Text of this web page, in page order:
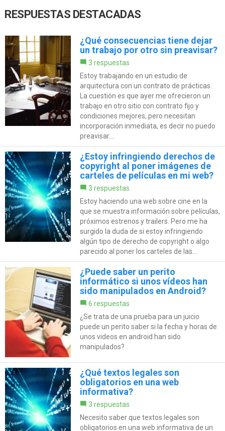
RESPUESTAS DESTACADAS
¿Qué consecuencias tiene dejar
un trabajo por otro sin preavisar?
3 respuestas
Estoy trabajando en un estudio de
arquitectura con un contrato de prácticas.
La cuestión es que ayer me ofrecieron un
trabajo en otro sitio con contrato fijo y
condiciones mejores, pero necesitan
incorporación inmediata, es decir no puedo
preavisar....
¿Estoy infringiendo derechos de
copyright al poner imágenes de
carteles de películas en mi web?
3 respuestas
Estoy haciendo una web sobre cine en la
que se muestra información sobre películas,
próximos estrenos y trailers. Pero me ha
surgido la duda de si estoy infringiendo
algún tipo de derecho de copyright o algo
parecido al poner los carteles de las...
¿Puede saber un perito
informático si unos vídeos han
sido manipulados en Android?
6 respuestas
¿Se trata de una prueba para un juicio
puede un perito saber si la fecha y horas de
unos videos en android han sido
manipulados?
¿Qué textos legales son
obligatorios en una web
informativa?
3 respuestas
Necesito saber que textos legales son
obligatorios en una web informativa de un